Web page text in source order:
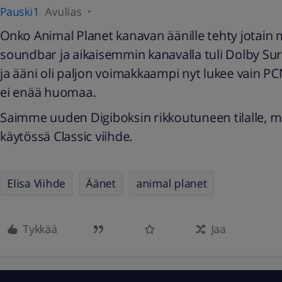
Pauski1 Avulias
Onko Animal Planet kanavan äänille tehty jotain
soundbar ja aikaisemmin kanavalla tuli Dolby
ja ääni oli paljon voimakkaampi nyt lukee vain
ei enää huomaa.
Saimme uuden Digiboksin rikkoutuneen tilalle,
käytössä Classic viihde.
Elisa Viihde Äänet animal planet
Tykkää Jaa